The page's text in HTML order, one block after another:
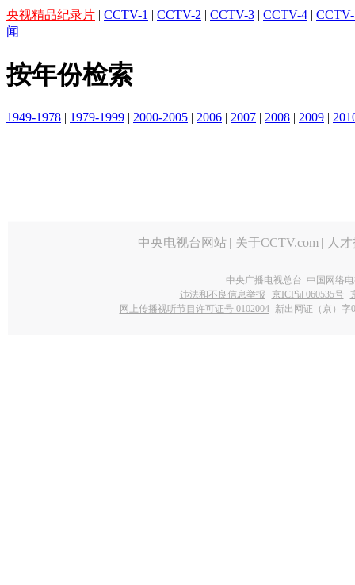
央视精品纪录片 | CCTV-1 | CCTV-2 | CCTV-3 | CCTV-4 |
闻
按年份检索
1949-1978 | 1979-1999 | 2000-2005 | 2006 | 2007 | 2008 | 2009 |
中央电视台网站 | 关于CCTV.com | 人
中央广播电视总台 中国网络
违法和不良信息举报
京ICP证060535号
网上传播视听节目许可证号 0102004 新出网证（京）